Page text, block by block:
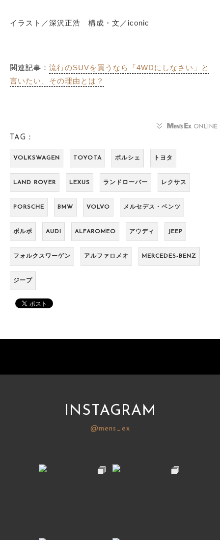
イラスト／深沢正浩 構成・文／iconic
関連記事： 流行のSUVを買うなら「4WDにしなさい」と
言いたい、その理由とは？
TAG：
VOLKSWAGEN TOYOTA ポルシェ トヨタ
LAND ROVER LEXUS ランドローバー レクサス
PORSCHE BMW VOLVO メルセデス・ベンツ
ボルボ AUDI ALFAROMEO アウディ JEEP
フォルクスワーゲン アルファロメオ MERCEDES-BENZ
ジープ
INSTAGRAM
@mens_ex